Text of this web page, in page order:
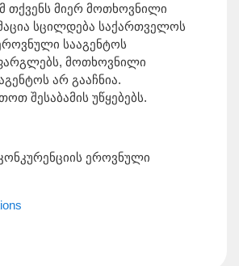
თქვენს მიერ მოთხოვნილი
სცილდება საქართველოს
სააგენტოს
მოთხოვნილი
არ გააჩნია.
შესაბამის უწყებებს.
ეროვნული